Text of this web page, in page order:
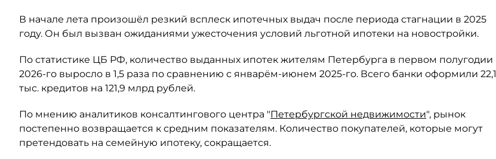
В начале лета произошёл резкий всплеск ипотечных выдач после периода стагнации в 2025
году. Он был вызван ожиданиями ужесточения условий льготной ипотеки на новостройки.
По статистике ЦБ РФ, количество выданных ипотек жителям Петербурга в первом полугодии
2026-го выросло в 1,5 раза по сравнению с январём-июнем 2025-го. Всего банки оформили 22,1
тыс. кредитов на 121,9 млрд рублей.
По мнению аналитиков консалтингового центра "Петербургской недвижимости", рынок
постепенно возвращается к средним показателям. Количество покупателей, которые могут
претендовать на семейную ипотеку, сокращается.